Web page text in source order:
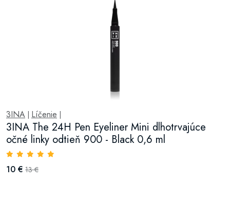
3INA Líčenie
3INA The 24H Pen Eyeliner Mini dlhotrvajúce
očné linky odtieň 900 - Black 0,6 ml
10 € 13 €